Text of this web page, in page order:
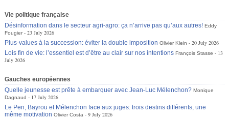
Vie politique française
Désinformation dans le secteur agri-agro: ça n’arrive pas qu’aux autres! Eddy
Fougier
23 July 2026
Plus-values à la succession: éviter la double imposition Olivier Klein
20 July 2026
Lois fin de vie: l’essentiel est d’être au clair sur nos intentions François Stasse
13
July 2026
Gauches européennes
Quelle jeunesse est prête à embarquer avec Jean-Luc Mélenchon? Monique
Dagnaud
17 July 2026
Le Pen, Bayrou et Mélenchon face aux juges: trois destins différents, une
même motivation Olivier Costa
9 July 2026